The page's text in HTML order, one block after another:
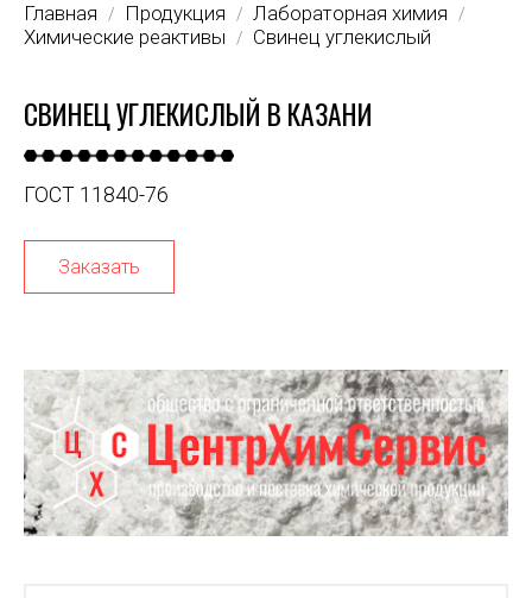
Главная / Продукция / Лабораторная химия /
Химические реактивы / Свинец углекислый
СВИНЕЦ УГЛЕКИСЛЫЙ В КАЗАНИ
ГОСТ 11840-76
Заказать